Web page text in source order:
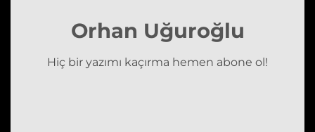
Orhan Uğuroğlu
Hiç bir yazımı kaçırma hemen abone ol!